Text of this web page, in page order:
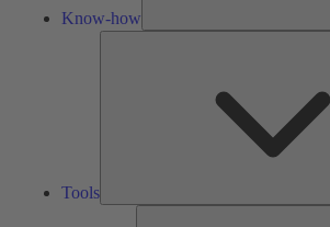
Know-how
Tools